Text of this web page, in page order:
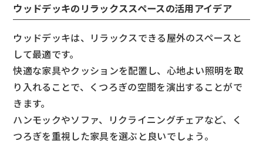
ウッドデッキのリラックススペースの活用アイデア
ウッドデッキは、リラックスできる屋外のスペースと
して最適です。
快適な家具やクッションを配置し、心地よい照明を取
り入れることで、くつろぎの空間を演出することがで
きます。
ハンモックやソファ、リクライニングチェアなど、く
つろぎを重視した家具を選ぶと良いでしょう。